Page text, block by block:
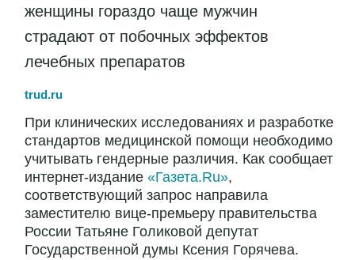
женщины гораздо чаще мужчин
страдают от побочных эффектов
лечебных препаратов
trud.ru
При клинических исследованиях и разработке
стандартов медицинской помощи необходимо
учитывать гендерные различия. Как сообщает
интернет-издание «Газета.Ru»,
соответствующий запрос направила
заместителю вице-премьеру правительства
России Татьяне Голиковой депутат
Государственной думы Ксения Горячева.